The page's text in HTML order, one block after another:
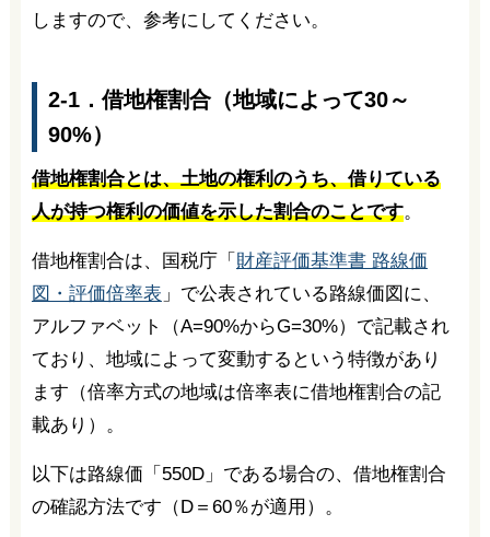
しますので、参考にしてください。
2-1．借地権割合（地域によって30～
90%）
借地権割合とは、土地の権利のうち、借りている
人が持つ権利の価値を示した割合のことです。
借地権割合は、国税庁「 財産評価基準書 路線価
図・評価倍率表 」で公表されている路線価図に、
アルファベット（A=90%からG=30%）で記載され
ており、地域によって変動するという特徴があり
ます（倍率方式の地域は倍率表に借地権割合の記
載あり）。
以下は路線価「550D」である場合の、借地権割合
の確認方法です（D＝60％が適用）。